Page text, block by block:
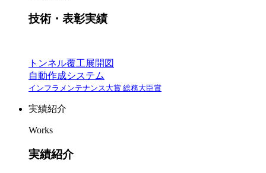
技術・表彰実績
トンネル覆工展開図
自動作成システム
インフラメンテナンス大賞 総務大臣賞
実績紹介
Works
実績紹介